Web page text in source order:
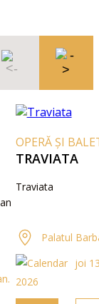
OPERĂ ȘI
TRAVIATA
Traviata
Palatul
joi
2026